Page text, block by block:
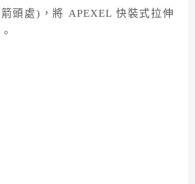
頭處)，將 APEXEL 快裝式拉伸